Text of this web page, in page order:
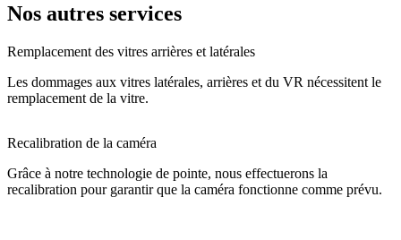
Nos autres services
Remplacement des vitres arrières et latérales
Les dommages aux vitres latérales, arrières et du VR nécessitent le
remplacement de la vitre.
Recalibration de la caméra
Grâce à notre technologie de pointe, nous effectuerons la
recalibration pour garantir que la caméra fonctionne comme prévu.